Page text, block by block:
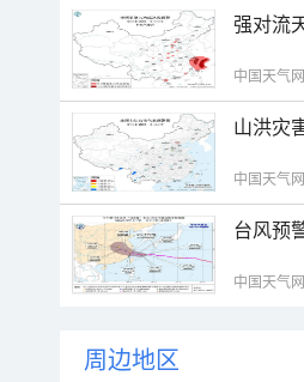
强对流
中国天气
山洪灾
中国天气
台风预
中国天气
周边地区